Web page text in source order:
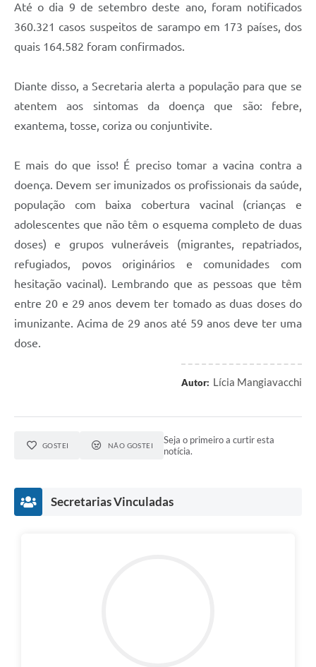
Até o dia 9 de setembro deste ano, foram notificados
360.321 casos suspeitos de sarampo em 173 países, dos
quais 164.582 foram confirmados.
Diante disso, a Secretaria alerta a população para que se
atentem aos sintomas da doença que são: febre,
exantema, tosse, coriza ou conjuntivite.
E mais do que isso! É preciso tomar a vacina contra a
doença. Devem ser imunizados os profissionais da saúde,
população com baixa cobertura vacinal (crianças e
adolescentes que não têm o esquema completo de duas
doses) e grupos vulneráveis (migrantes, repatriados,
refugiados, povos originários e comunidades com
hesitação vacinal). Lembrando que as pessoas que têm
entre 20 e 29 anos devem ter tomado as duas doses do
imunizante. Acima de 29 anos até 59 anos deve ter uma
dose.
Autor: Lícia Mangiavacchi
GOSTEI NÃO GOSTEI
Seja o primeiro a curtir esta
notícia.
Secretarias Vinculadas